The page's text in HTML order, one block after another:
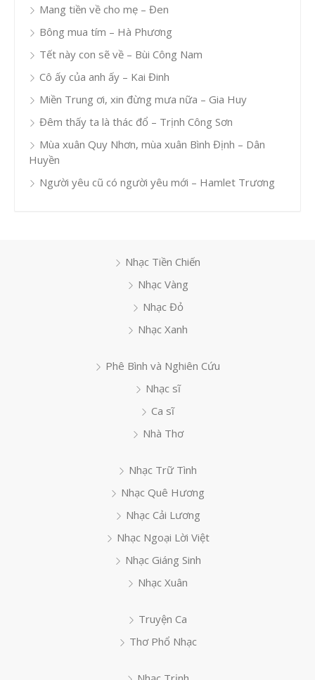
Mang tiền về cho mẹ – Đen
Bông mua tím – Hà Phương
Tết này con sẽ về – Bùi Công Nam
Cô ấy của anh ấy – Kai Đinh
Miền Trung ơi, xin đừng mưa nữa – Gia Huy
Đêm thấy ta là thác đổ – Trịnh Công Sơn
Mùa xuân Quy Nhơn, mùa xuân Bình Định – Dân
Huyền
Người yêu cũ có người yêu mới – Hamlet Trương
Nhạc Tiền Chiến
Nhạc Vàng
Nhạc Đỏ
Nhạc Xanh
Phê Bình và Nghiên Cứu
Nhạc sĩ
Ca sĩ
Nhà Thơ
Nhạc Trữ Tình
Nhạc Quê Hương
Nhạc Cải Lương
Nhạc Ngoại Lời Việt
Nhạc Giáng Sinh
Nhạc Xuân
Truyện Ca
Thơ Phổ Nhạc